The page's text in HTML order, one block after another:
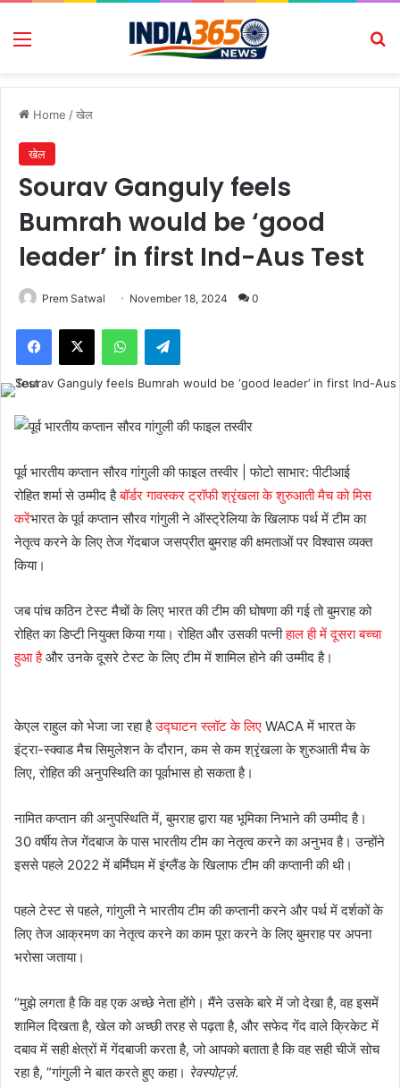
Menu
Home /खेल
खेल
Sourav Ganguly feels
Bumrah would be ‘good
leader’ in first Ind-Aus Test
Prem Satwal November 18, 2024 0
Facebook
X WhatsAppTelegram
पूर्व भारतीय कप्तान सौरव गांगुली की फाइल तस्वीर | फोटो साभार: पीटीआई
रोहित शर्मा से उम्मीद हैबॉर्डर गावस्कर ट्रॉफी श्रृंखला के शुरुआती मैच को मिस
करेंभारत के पूर्व कप्तान सौरव गांगुली ने ऑस्ट्रेलिया के खिलाफ पर्थ में टीम का
नेतृत्व करने के लिए तेज गेंदबाज जसप्रीत बुमराह की क्षमताओं पर विश्वास व्यक्त
किया।
जब पांच कठिन टेस्ट मैचों के लिए भारत की टीम की घोषणा की गई तो बुमराह को
रोहित का डिप्टी नियुक्त किया गया। रोहित और उसकी पत्नीहाल ही में दूसरा बच्चा
हुआ हैऔर उनके दूसरे टेस्ट के लिए टीम में शामिल होने की उम्मीद है।
केएल राहुल को भेजा जा रहा हैउद्घाटन स्लॉट के लिए WACA में भारत के
इंट्रा-स्क्वाड मैच सिमुलेशन के दौरान, कम से कम श्रृंखला के शुरुआती मैच के
लिए, रोहित की अनुपस्थिति का पूर्वाभास हो सकता है।
नामित कप्तान की अनुपस्थिति में, बुमराह द्वारा यह भूमिका निभाने की उम्मीद है।
30 वर्षीय तेज गेंदबाज के पास भारतीय टीम का नेतृत्व करने का अनुभव है। उन्होंने
इससे पहले 2022 में बर्मिंघम में इंग्लैंड के खिलाफ टीम की कप्तानी की थी।
पहले टेस्ट से पहले, गांगुली ने भारतीय टीम की कप्तानी करने और पर्थ में दर्शकों के
लिए तेज आक्रमण का नेतृत्व करने का काम पूरा करने के लिए बुमराह पर अपना
भरोसा जताया।
“मुझे लगता है कि वह एक अच्छे नेता होंगे। मैंने उसके बारे में जो देखा है, वह इसमें
शामिल दिखता है, खेल को अच्छी तरह से पढ़ता है, और सफेद गेंद वाले क्रिकेट में
दबाव में सही क्षेत्रों में गेंदबाजी करता है, जो आपको बताता है कि वह सही चीजें सोच
रहा है, ”गांगुली ने बात करते हुए कहा। रेवस्पोर्ट्ज़.